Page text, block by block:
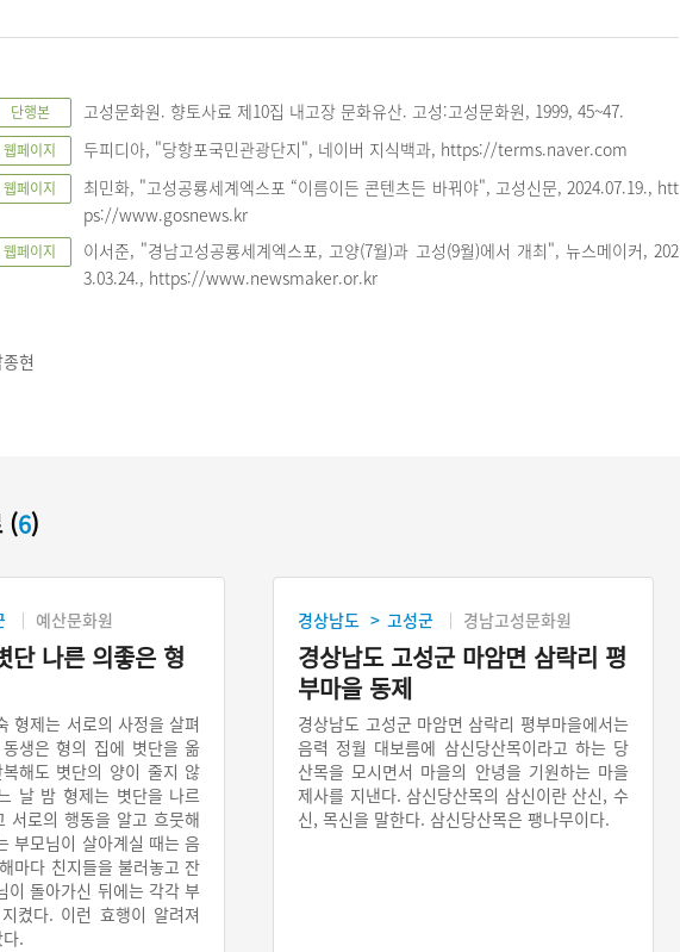
단행본 고성문화원. 향토사료 제10집 내고장 문화유산. 고성:고성문화원, 1999, 45~47.
웹페이지 두피디아, "당항포국민관광단지", 네이버 지식백과, https://terms.naver.com
웹페이지
최민화, "고성공룡세계엑스포 “이름이든 콘텐츠든 바꿔야", 고성신문, 2024.07.19., htt
ps://www.gosnews.kr
웹페이지
이서준, "경남고성공룡세계엑스포, 고양(7월)과 고성(9월)에서 개최", 뉴스메이커, 202
3.03.24., https://www.newsmaker.or.kr
현
(6)
예산문화원
단 나른 의좋은 형
형제는 서로의 사정을 살펴
생은 형의 집에 볏단을 옮
해도 볏단의 양이 줄지 않
날 밤 형제는 볏단을 나르
서로의 행동을 알고 흐뭇해
부모님이 살아계실 때는 음
마다 친지들을 불러놓고 잔
이 돌아가신 뒤에는 각각 부
켰다. 이런 효행이 알려져
.
경상남도 > 고성군 경남고성문화원
경상남도 고성군 마암면 삼락리 평
부마을 동제
경상남도 고성군 마암면 삼락리 평부마을에서는
음력 정월 대보름에 삼신당산목이라고 하는 당
산목을 모시면서 마을의 안녕을 기원하는 마을
제사를 지낸다. 삼신당산목의 삼신이란 산신, 수
신, 목신을 말한다. 삼신당산목은 팽나무이다.